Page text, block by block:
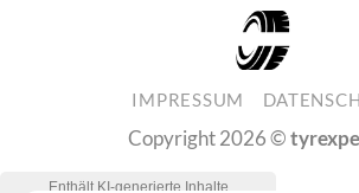
IMPRESSUM
Copyright 2026 ©